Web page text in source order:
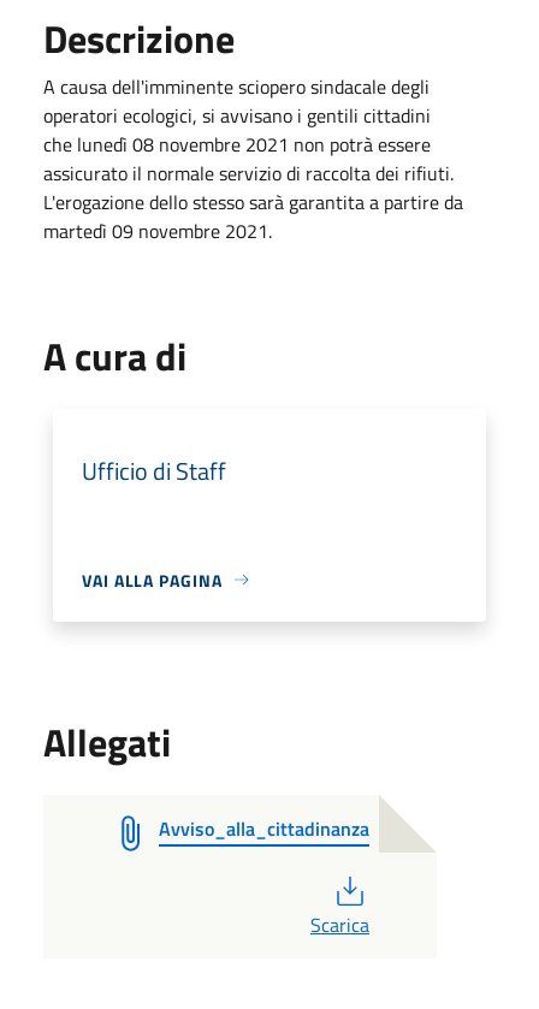
Descrizione
A causa dell'imminente sciopero sindacale degli
operatori ecologici, si avvisano i gentili cittadini
che lunedì 08 novembre 2021 non potrà essere
assicurato il normale servizio di raccolta dei rifiuti.
L'erogazione dello stesso sarà garantita a partire da
martedì 09 novembre 2021.
A cura di
Ufficio di Staff
VAI ALLA PAGINA
Allegati
Avviso_alla_cittadinanza
Scarica